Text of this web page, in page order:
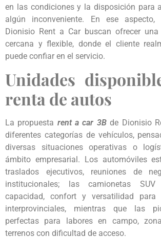
en las condiciones y la disposición para
algún inconveniente. En ese aspecto,
Dionisio Rent a Car buscan ofrecer una
cercana y flexible, donde el cliente
puede confiar en el servicio.
Unidades
renta de autos
La propuesta rent a car 3Bde Dionisio
diferentes categorías de vehículos,
diversas situaciones operativas o
ámbito empresarial. Los automóviles
traslados ejecutivos, reuniones de
institucionales; las camionetas
capacidad, confort y versatilidad para
interprovinciales, mientras que las
perfectas para labores en campo,
terrenos con dificultad de acceso.